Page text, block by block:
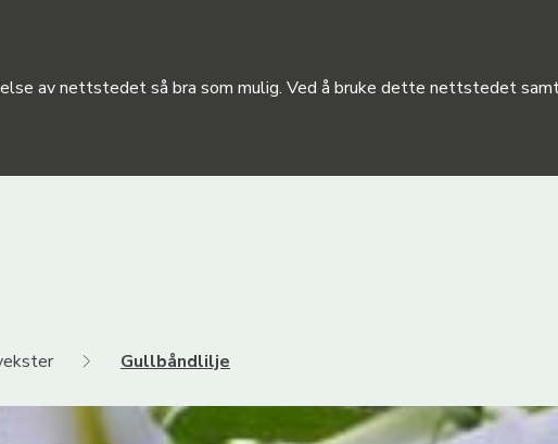
Gullbåndlilje
av nettstedet så bra som mulig. Ved å bruke dette nettstedet